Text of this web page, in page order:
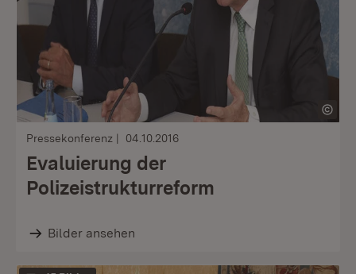
Pressekonferenz 04.10.2016
Evaluierung der
Polizeistrukturreform
Bilder ansehen